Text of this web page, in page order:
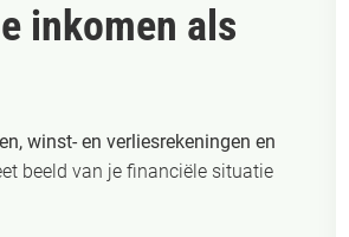
inkomen als
winst- en verliesrekeningen en
beeld van je financiële situatie